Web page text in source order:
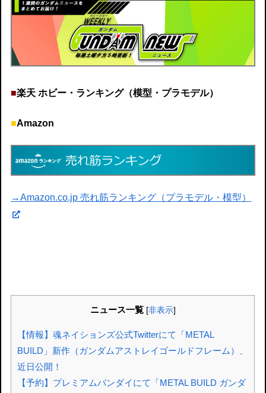
■楽天 ホビー・ランキング（模型・プラモデル）
■Amazon
→Amazon.co.jp 売れ筋ランキング（プラモデル・模型）
ニュース一覧 [非表示]
【情報】魂ネイションズ公式Twitterにて「METAL
BUILD」新作（ガンダムアストレイゴールドフレーム）、
近日公開！
【予約】プレミアムバンダイにて「METAL BUILD ガンダ